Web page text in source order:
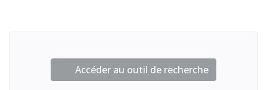
Accéder au outil de recherche